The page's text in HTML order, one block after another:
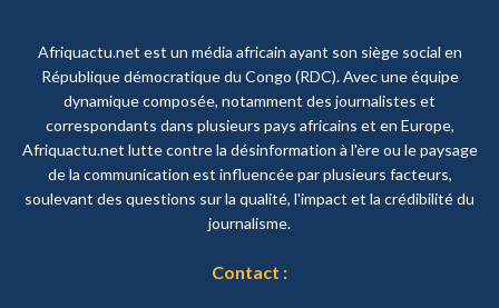
Afriquactu.net est un média africain ayant son siège social en
République démocratique du Congo (RDC). Avec une équipe
dynamique composée, notamment des journalistes et
correspondants dans plusieurs pays africains et en Europe,
Afriquactu.net lutte contre la désinformation à l'ère ou le paysage
de la communication est influencée par plusieurs facteurs,
soulevant des questions sur la qualité, l'impact et la crédibilité du
journalisme.
Contact :